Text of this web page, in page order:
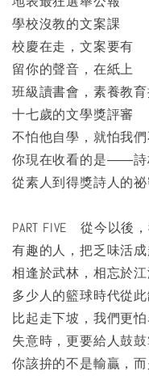
學校沒教的文案課
校慶在走，文案要有
留你的聲音，在紙上
班級讀書會，素養教
十七歲的文學獎評審
不怕他自學，就怕我
你現在收看的是――詩
從素人到得獎詩人的
PART FIVE 從今以後
有趣的人，把乏味活
相逢於武林，相忘於江
多少人的籃球時代從
比起走下坡，我們更
失意時，更要給人鼓
你該拚的不是輸贏，